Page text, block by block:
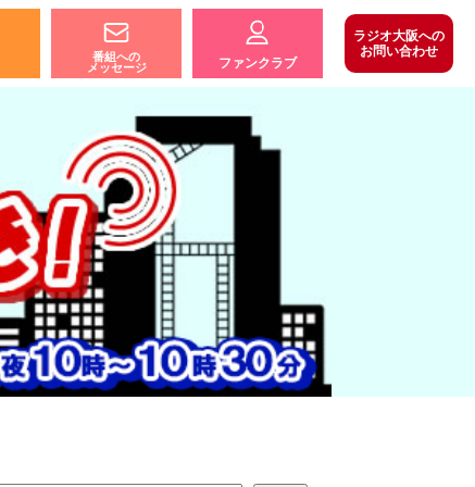
番組への
メッセージ
ファンクラブ
ラジオ大阪への
お問い合わせ